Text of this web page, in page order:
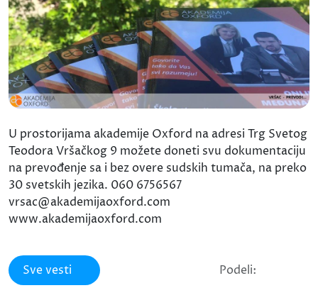
U prostorijama akademije Oxford na adresi Trg Svetog
Teodora Vršačkog 9 možete doneti svu dokumentaciju
na prevođenje sa i bez overe sudskih tumača, na preko
30 svetskih jezika. 060 6756567
vrsac@akademijaoxford.com
www.akademijaoxford.com
Sve vesti Podeli: